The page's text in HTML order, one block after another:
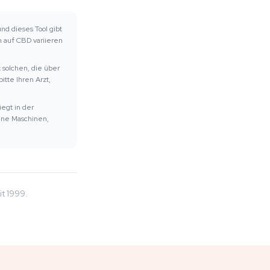
dieses Tool gibt
auf CBD variieren
die über
Ihren Arzt,
in der
Maschinen,
1999.